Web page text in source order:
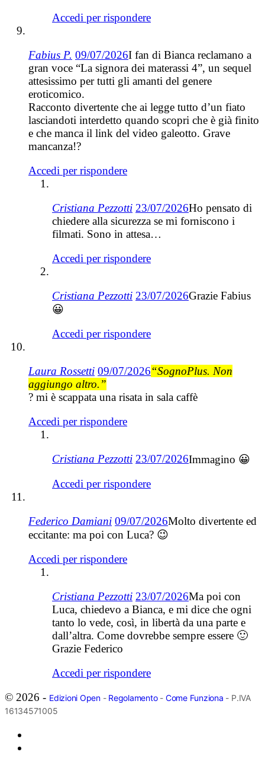
Accedi per rispondere
Fabius P. 09/07/2026I fan di Bianca reclamano a
gran voce “La signora dei materassi 4”, un sequel
attesissimo per tutti gli amanti del genere
eroticomico.
Racconto divertente che ai legge tutto d’un fiato
lasciandoti interdetto quando scopri che è già finito
e che manca il link del video galeotto. Grave
mancanza!?
Accedi per rispondere
Cristiana Pezzotti 23/07/2026Ho pensato di
chiedere alla sicurezza se mi forniscono i
filmati. Sono in attesa…
Accedi per rispondere
Cristiana Pezzotti 23/07/2026Grazie Fabius
😀
Accedi per rispondere
Laura Rossetti 09/07/2026“SognoPlus. Non
aggiungo altro.”
? mi è scappata una risata in sala caffè
Accedi per rispondere
Cristiana Pezzotti 23/07/2026Immagino 😀
Accedi per rispondere
Federico Damiani 09/07/2026Molto divertente ed
eccitante: ma poi con Luca? 😉
Accedi per rispondere
Cristiana Pezzotti 23/07/2026Ma poi con
Luca, chiedevo a Bianca, e mi dice che ogni
tanto lo vede, così, in libertà da una parte e
dall’altra. Come dovrebbe sempre essere 🙂
Grazie Federico
Accedi per rispondere
© 2026 - Edizioni Open- Regolamento- Come Funziona - P.IVA
16134571005